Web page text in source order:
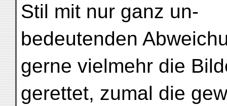
Stil mit nur ganz un-
bedeutenden
gerne vielmehr die
gerettet, zumal die